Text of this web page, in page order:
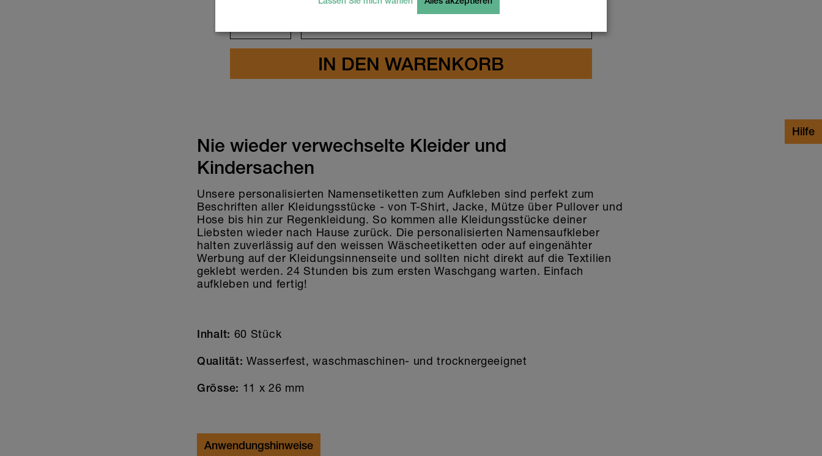
Farbe Schriftfarbe Schrift
Wähle ein fertiges Design
Nie wieder verwechselte Kleider und
Kindersachen
Unsere personalisierten Namensetiketten zum Aufkleben sind perfekt zum
Beschriften aller Kleidungsstücke - von T-Shirt, Jacke, Mütze über Pullover und
Hose bis hin zur Regenkleidung. So kommen alle Kleidungsstücke deiner
Liebsten wieder nach Hause zurück. Die personalisierten Namensaufkleber
halten zuverlässig auf den weissen Wäscheetiketten oder auf eingenähter
Werbung auf der Kleidungsinnenseite und sollten nicht direkt auf die Textilien
geklebt werden. 24 Stunden bis zum ersten Waschgang warten. Einfach
aufkleben und fertig!
Inhalt: 60 Stück
Qualität: Wasserfest, waschmaschinen- und trocknergeeignet
Grösse: 11 x 26 mm
Anwendungshinweise
Alles akzeptieren